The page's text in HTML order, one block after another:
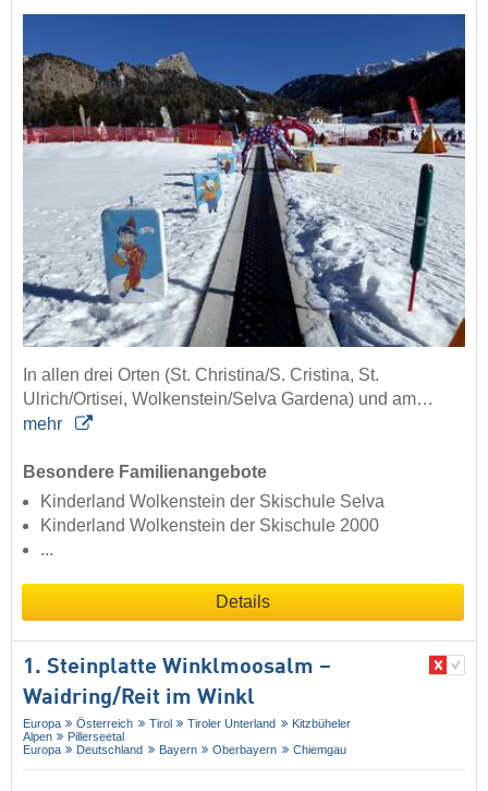
In allen drei Orten (St. Christina/S. Cristina, St.
Ulrich/Ortisei, Wolkenstein/Selva Gardena) und am…
mehr
Besondere Familienangebote
Kinderland Wolkenstein der Skischule Selva
Kinderland Wolkenstein der Skischule 2000
...
Details
1. Steinplatte Winklmoosalm –
Waidring/​Reit im Winkl
Europa Österreich Tirol Tiroler Unterland
Kitzbüheler
Alpen
Pillerseetal
Europa
Deutschland Bayern Oberbayern Chiemgau